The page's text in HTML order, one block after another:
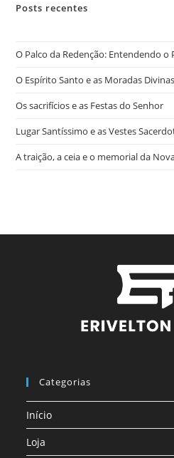
Posts recentes
O Palco da Redenção: Entendendo
O Espírito Santo e as Moradas
Os sacrifícios e as Festas do Senhor
Lugar Santíssimo e as Vestes
A traição, a ceia e o memorial da
Categorias
Início
Loja